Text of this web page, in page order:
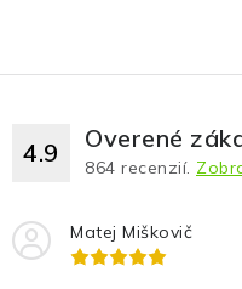
4.9 Overené
864 recenzií.
Matej Miškovič